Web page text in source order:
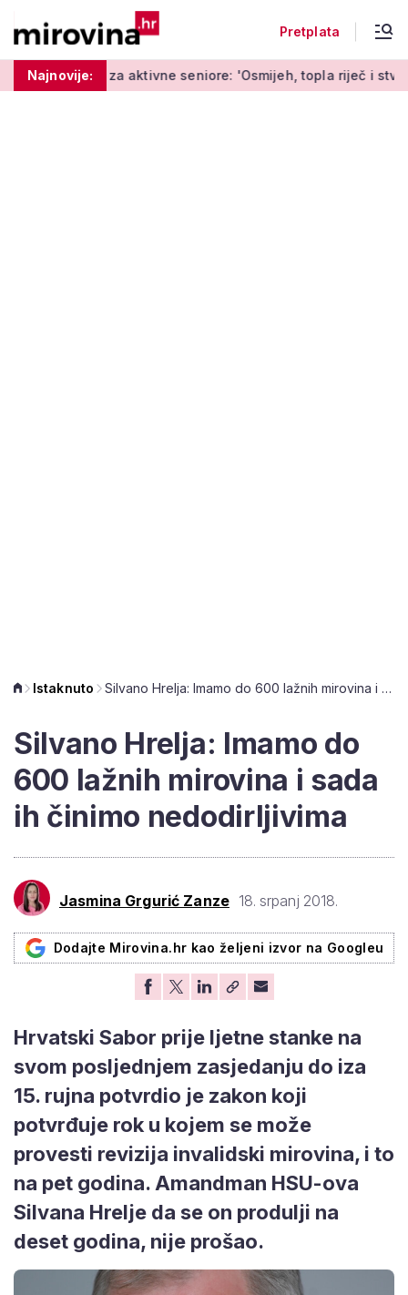
Pretplata
Najnovije:
za aktivne seniore: 'Osmijeh, topla riječ i stvaranje novih
Istaknuto Silvano Hrelja: Imamo do 600 lažnih mirovina i sada ih činimo nedodirljivima
Silvano Hrelja: Imamo do
600 lažnih mirovina i sada
ih činimo nedodirljivima
Jasmina Grgurić Zanze 18. srpanj 2018.
Dodajte Mirovina.hr kao željeni izvor na Googleu
Hrvatski Sabor prije ljetne stanke na
svom posljednjem zasjedanju do iza
15. rujna potvrdio je zakon koji
potvrđuje rok u kojem se može
provesti revizija invalidski mirovina, i to
na pet godina. Amandman HSU-ova
Silvana Hrelje da se on produlji na
deset godina, nije prošao.